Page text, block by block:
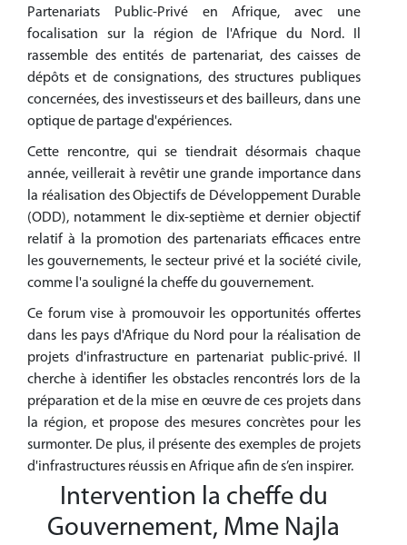
Partenariats Public-Privé en Afrique, avec une
focalisation sur la région de l'Afrique du Nord. Il
rassemble des entités de partenariat, des caisses de
dépôts et de consignations, des structures publiques
concernées, des investisseurs et des bailleurs, dans une
optique de partage d'expériences.
Cette rencontre, qui se tiendrait désormais chaque
année, veillerait à revêtir une grande importance dans
la réalisation des Objectifs de Développement Durable
(ODD), notamment le dix-septième et dernier objectif
relatif à la promotion des partenariats efficaces entre
les gouvernements, le secteur privé et la société civile,
comme l'a souligné la cheffe du gouvernement.
Ce forum vise à promouvoir les opportunités offertes
dans les pays d'Afrique du Nord pour la réalisation de
projets d'infrastructure en partenariat public-privé. Il
cherche à identifier les obstacles rencontrés lors de la
préparation et de la mise en œuvre de ces projets dans
la région, et propose des mesures concrètes pour les
surmonter. De plus, il présente des exemples de projets
d'infrastructures réussis en Afrique afin de s’en inspirer.
Intervention la cheffe du
Gouvernement, Mme Najla